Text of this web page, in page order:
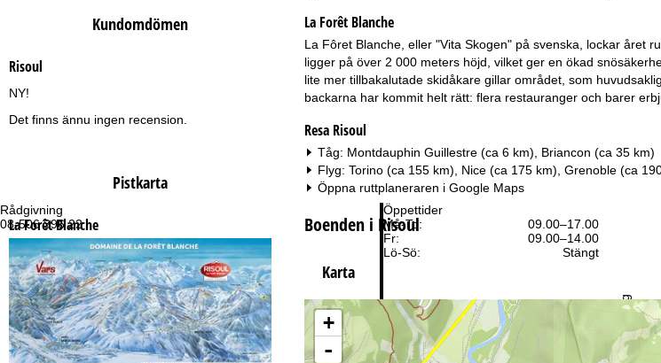
Rådgivning
08-506 396 22
Öppettider
Må-To:
09.00–17.00
Fr:
09.00–14.00
Lö-Sö:
Stängt
Rådgivning
Kundomdömen
Risoul
NY!
Det finns ännu ingen recension.
Pistkarta
La Forêt Blanche
d
a
La Forêt Blanche
La Fôret Blanche, eller "Vita Skogen" på svenska, lockar året
ligger på över 2 000 meters höjd, vilket ger en ökad
lite mer tillbakalutade skidåkare gillar området, som
backarna har kommit helt rätt: flera restauranger och barer
Resa Risoul
Tåg: Montdauphin Guillestre (ca 6 km), Briancon (ca 35 km)
Flyg: Torino (ca 155 km), Nice (ca 175 km), Grenoble (ca
Öppna ruttplaneraren i Google Maps
Boenden i Risoul
Karta
+
-